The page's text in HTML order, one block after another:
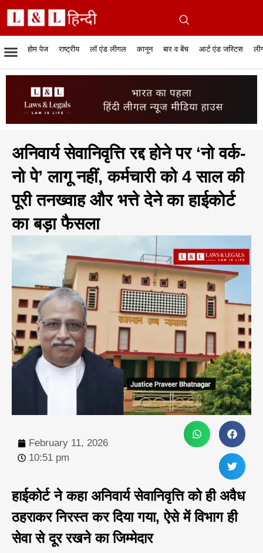
होम पेज राष्ट्रीय
रिपोर्टेबल जजमेंट सुप्रीम कोर्ट हाईकोर्ट
लॉ एंड लीगल
रिसर्च एनालाईसिस एंड लॉ केस स्टेटस
कानून
व्यापार में कानून फिल्में और कानून
बार व बेंच
बार एसोसिएशन बार
आर्ट एंड जस्टिस
जस्टिस एंड जस्टिस
अनिवार्य सेवानिवृत्ति रद्द होने पर ‘नो वर्क-
नो पे’ लागू नहीं, कर्मचारी को 4 साल की
पूरी तनख्वाह और भत्ते देने का हाईकोर्ट
का बड़ा फैसला
February 11, 2026
10:51 pm
हाईकोर्ट ने कहा अनिवार्य सेवानिवृत्ति को ही अवैध
ठहराकर निरस्त कर दिया गया, ऐसे में विभाग ही
सेवा से दूर रखने का जिम्मेदार